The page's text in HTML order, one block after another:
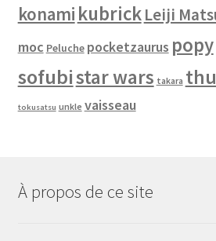
konami kubrickLeiji
moc Peluche pocketzaurus popy
sofubistar wars takara
tokusatsu unkle vaisseau
À propos de ce site